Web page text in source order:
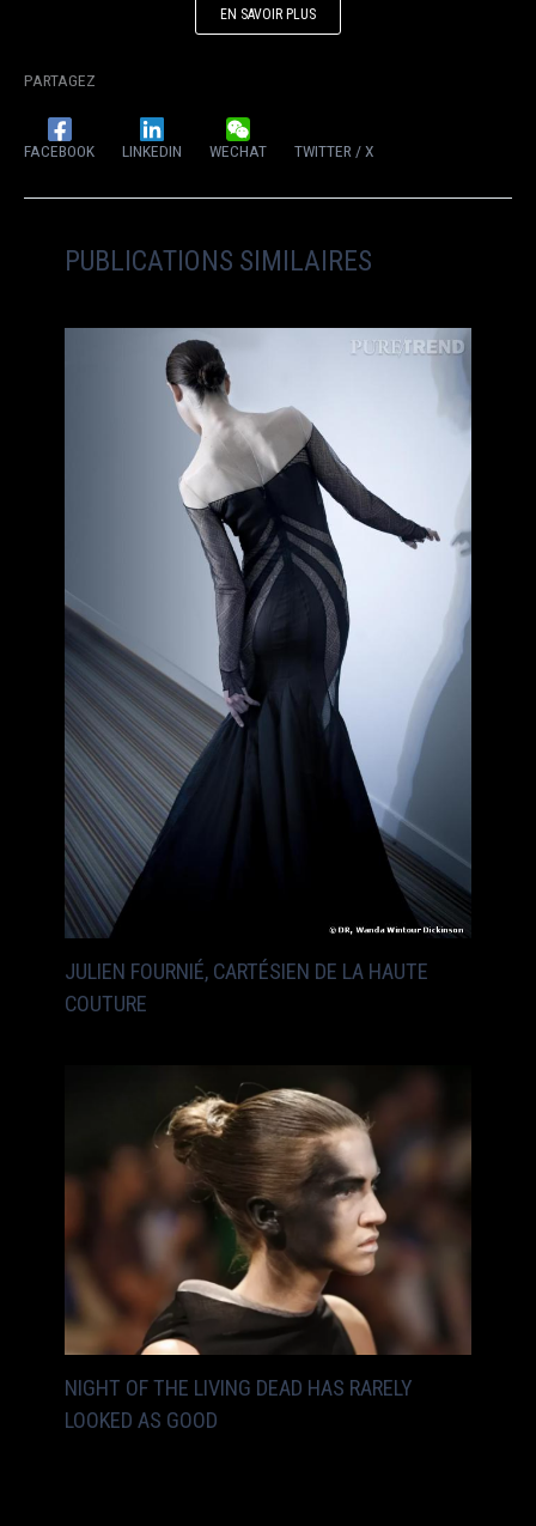
EN SAVOIR PLUS
PARTAGEZ
FACEBOOK LINKEDIN WECHAT TWITTER / X
PUBLICATIONS SIMILAIRES
JULIEN FOURNIÉ, CARTÉSIEN DE LA HAUTE
COUTURE
NIGHT OF THE LIVING DEAD HAS RARELY
LOOKED AS GOOD